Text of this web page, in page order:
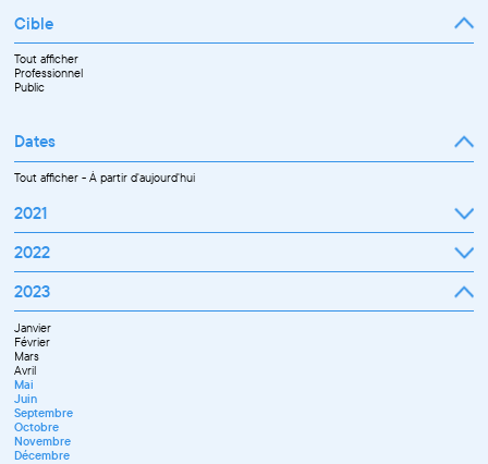
Cible
Tout afficher
Professionnel
Public
Dates
Tout afficher-À partir d'aujourd'hui
2021
Septembre
Octobre
Novembre
Décembre
2022
Janvier
Février
Mars
Avril
Mai
Juin
Juillet
Septembre
Octobre
Novembre
Décembre
2023
Janvier
Février
Mars
Avril
Mai
Juin
Septembre
Octobre
Novembre
Décembre